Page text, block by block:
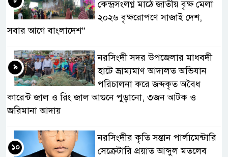
কেন্দ্রসংলগ্ন মাঠে জাতীয় বৃক্ষ মেলা
২০২৬ বৃক্ষরোপণে সাজাই দেশ,
সবার আগে বাংলাদেশ”
নরসিংদী সদর উপজেলার মাধবদী
হাটে ভ্রাম্যমাণ আদালত অভিযান
পরিচালনা করে জব্দকৃত অবৈধ
কারেন্ট জাল ও রিং জাল আগুনে পুড়ানো, ৩জন আটক ও
জরিমানা আদায়
৯
নরসিংদীর কৃতি সন্তান পার্লামেন্টারি
সেক্রেটারি প্রয়াত আব্দুল মতলেব
১০